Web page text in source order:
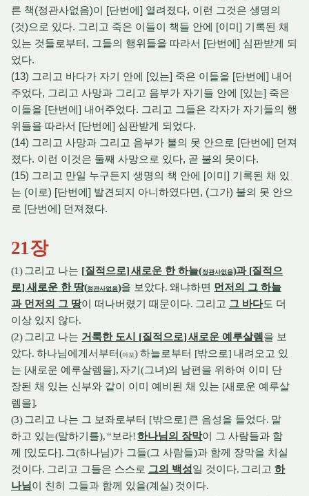
른 책(정관사없음)이 [단번에] 열려졌다, 이런 그것은 생명의
(것)으로 있다. 그리고 죽은 이들이 책들 안에 [이미] 기록된 채
있는 것들로부터, 그들의 행위들을 따라서 [단번에] 심판받게 되
었다.
(13) 그리고 바다가 자기 안에 [있는] 죽은 이들을 [단번에] 내어
주었다, 그리고 사망과 그리고 음부가 자기들 안에 [있는] 죽은
이들을 [단번에] 내어주었다. 그리고 그들은 각자가 자기들의 행
위들을 따라서 [단번에] 심판받게 되었다.
(14) 그리고 사망과 그리고 음부가 불의 못 안으로 [단번에] 던져
졌다. 이런 이것은 둘째 사망으로 있다, 곧 불의 못이다.
(15) 그리고 만일 누구든지 생명의 책 안에 [이미] 기록된 채 있
는 (이로) [단번에] 발견되지 아니하였다면, (그가) 불의 못 안으
로 [단번에] 던져졌다.
21장
(1) 그리고 나는 [질적으로]새로운 한 하늘(정관사없음)과 [질적으
로] 새로운 한 땅(정관사없음)을 보았다.왜냐하면 먼저의 그 하늘
과 먼저의 그 땅이 떠나버렸기 때문이다. 그리고 그 바다도 더
이상 있지 않다.
(2) 그리고 나는 거룩한 도시 [질적으로]새로운 예루살렘 을 보
았다. 하나님에게서부터(아포)하늘로부터 [밖으로] 내려오고 있
는 [새로운 예루살렘을], 자기(그녀)의 남편을 위하여 이미 단
장된 채 있는 신부와 같이 이미 예비된 채 있는 [새로운 예루살
렘을].
(3) 그리고 나는 그 보좌로부터 [밖으로] 큰 음성을 들었다. 말
하고 있는(말하기를), “보라!하나님의 장막이 그 사람들과 함
께 [있도다]. 그(하나님)가 그들(그 사람들)과 함께 장막을 치실
것이다. 그리고 그들은 스스로 그의 백성일 것이다. 그리고하
나님 이 친히 그들과 함께 있을(계실) 것이다.